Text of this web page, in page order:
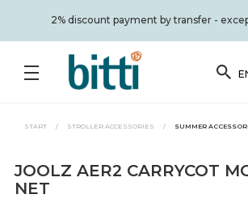
2% discount payment by transfer -
START / STROLLER ACCESSORIES / SUMMER
JOOLZ AER2 CARRYCOT
NET